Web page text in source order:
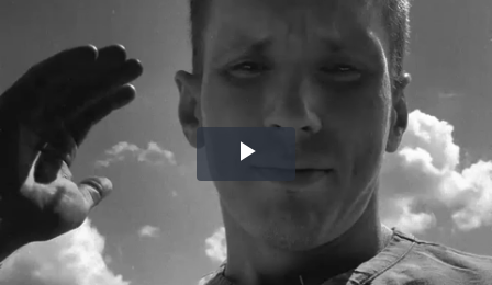
Воспроизвести
видео